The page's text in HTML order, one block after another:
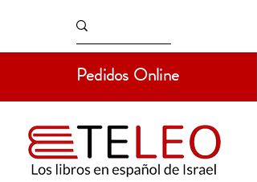
Pedidos Online